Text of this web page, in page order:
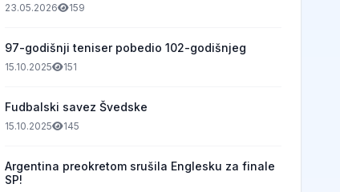
23.05.2026 159
97-godišnji teniser pobedio 102-godišnjeg
15.10.2025 151
Fudbalski savez Švedske
15.10.2025 145
Argentina preokretom srušila Englesku za finale
SP!